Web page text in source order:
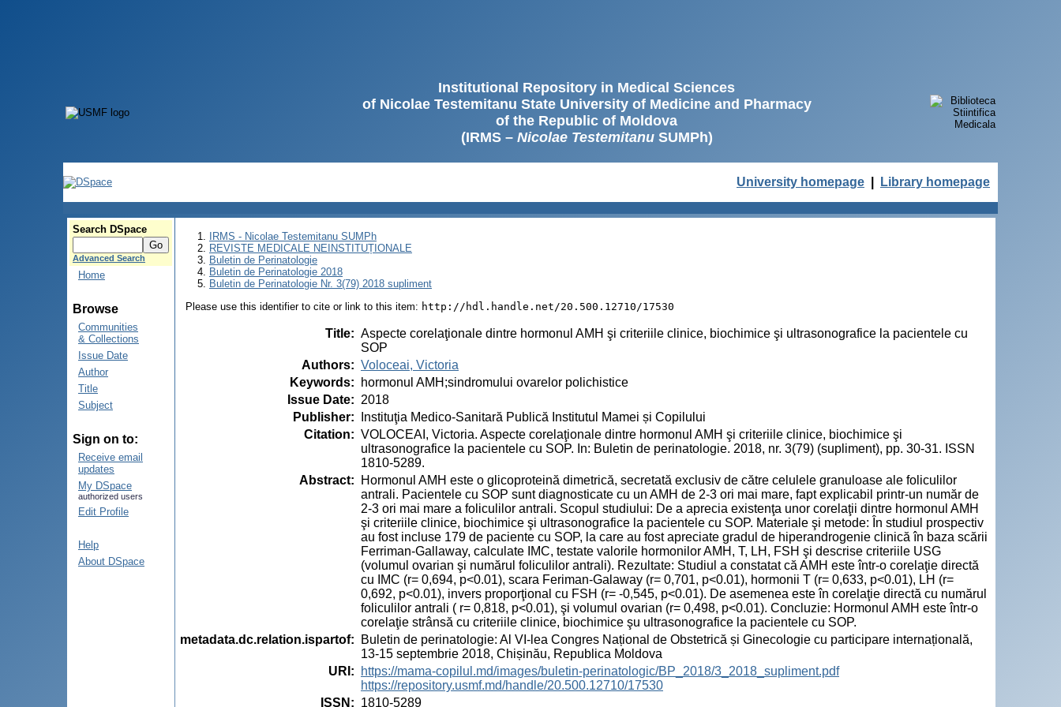
Institutional Repository in Medical Sciences
of Nicolae Testemitanu State University of Medicine and Pharmacy
of the Republic of Moldova
(IRMS – Nicolae TestemitanuSUMPh)
University homepage Library homepage
Search DSpace
Advanced Search
Home
Browse
Communities
& Collections
Issue Date
Author
Title
Subject
Sign on to:
Receive email
updates
My DSpace
authorized users
Edit Profile
Help
About DSpace
IRMS - Nicolae Testemitanu SUMPh
REVISTE MEDICALE NEINSTITUȚIONALE
Buletin de Perinatologie
Buletin de Perinatologie 2018
Buletin de Perinatologie Nr. 3(79) 2018 supliment
Please use this identifier to cite or link to this item: http://hdl.handle.net/20.500.12710/17530
Title: Aspecte corelaţionale dintre hormonul AMH şi criteriile clinice, biochimice şi ultrasonografice la pacientele cu
SOP
Authors: Voloceai, Victoria
Keywords:
hormonul AMH;sindromului ovarelor polichistice
Issue Date: 2018
Publisher:
Instituţia Medico-Sanitară Publică Institutul Mamei și Copilului
Citation: VOLOCEAI, Victoria. Aspecte corelaţionale dintre hormonul AMH şi criteriile clinice, biochimice şi
ultrasonografice la pacientele cu SOP. In: Buletin de perinatologie. 2018, nr. 3(79) (supliment), pp. 30-31. ISSN
1810-5289.
Abstract:
Hormonul AMH este o glicoproteină dimetrică, secretată exclusiv de către celulele granuloase ale foliculilor
antrali. Pacientele cu SOP sunt diagnosticate cu un AMH de 2-3 ori mai mare, fapt explicabil printr-un număr de
2-3 ori mai mare a foliculilor antrali. Scopul studiului: De a aprecia existenţa unor corelaţii dintre hormonul AMH
şi criteriile clinice, biochimice şi ultrasonografice la pacientele cu SOP. Materiale şi metode: În studiul prospectiv
au fost incluse 179 de paciente cu SOP, la care au fost apreciate gradul de hiperandrogenie clinică în baza scării
Ferriman-Gallaway, calculate IMC, testate valorile hormonilor AMH, T, LH, FSH şi descrise criteriile USG
(volumul ovarian şi numărul foliculilor antrali). Rezultate: Studiul a constatat că AMH este într-o corelaţie directă
cu IMC (r= 0,694, p<0.01), scara Feriman-Galaway (r= 0,701, p<0.01), hormonii T (r= 0,633, p<0.01), LH (r=
0,692, p<0.01), invers proporţional cu FSH (r= -0,545, p<0.01). De asemenea este în corelaţie directă cu numărul
foliculilor antrali ( r= 0,818, p<0.01), şi volumul ovarian (r= 0,498, p<0.01). Concluzie: Hormonul AMH este într-o
corelaţie strânsă cu criteriile clinice, biochimice şu ultrasonografice la pacientele cu SOP.
metadata.dc.relation.ispartof:
Buletin de perinatologie: Al VI-lea Congres Național de Obstetrică și Ginecologie cu participare internațională,
13-15 septembrie 2018, Chișinău, Republica Moldova
URI :
https://mama-copilul.md/images/buletin-perinatologic/BP_2018/3_2018_supliment.pdf
https://repository.usmf.md/handle/20.500.12710/17530
ISSN : 1810-5289